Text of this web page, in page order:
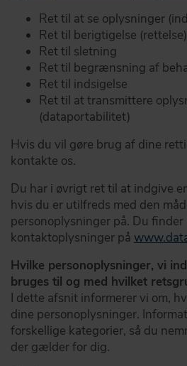
Ret til at se oplysninger
Ret til berigtigelse (rettelse)
Ret til sletning
Ret til begrænsning af
Ret til indsigelse
Ret til at transmittere
(dataportabilitet)
Hvis du vil gøre brug af dine
kontakte os.
Du har i øvrigt ret til at indgive
hvis du er utilfreds med den
personoplysninger på. Du
kontaktoplysninger på
Hvilke personoplysninger, vi
bruges til og med hvilket
I dette afsnit informerer vi om,
dine personoplysninger.
forskellige kategorier, så du
der gælder for dig.